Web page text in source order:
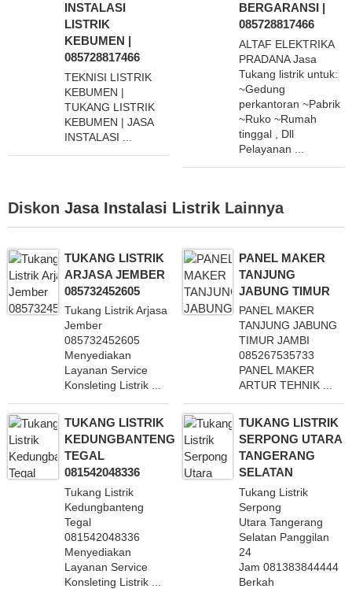
INSTALASI
LISTRIK
KEBUMEN |
085728817466
TEKNISI LISTRIK
KEBUMEN |
TUKANG LISTRIK
KEBUMEN | JASA
INSTALASI ...
BERGARANSI |
085728817466
ALTAF ELEKTRIKA
PRADANA Jasa
Tukang listrik untuk:
~Gedung
perkantoran ~Pabrik
~Ruko ~Rumah
tinggal , Dll
Pelayanan ...
Diskon Jasa Instalasi Listrik Lainnya
TUKANG LISTRIK
ARJASA JEMBER
085732452605
Tukang Listrik Arjasa
Jember
085732452605
Menyediakan
Layanan Service
Konsleting Listrik ...
PANEL MAKER
TANJUNG
JABUNG TIMUR
PANEL MAKER
TANJUNG JABUNG
TIMUR JAMBI
085267535733
PANEL MAKER
ARTUR TEHNIK ...
TUKANG LISTRIK
KEDUNGBANTENG
TEGAL
081542048336
Tukang Listrik
Kedungbanteng
Tegal
081542048336
Menyediakan
Layanan Service
Konsleting Listrik ...
TUKANG LISTRIK
SERPONG UTARA
TANGERANG
SELATAN
Tukang Listrik
Serpong
Utara Tangerang
Selatan Panggilan
24
Jam 081383844444
Berkah